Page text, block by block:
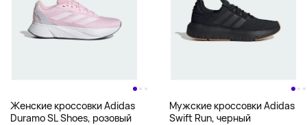
Женские кроссовки Adidas
Duramo SL Shoes, розовый
Мужские кроссовки Adidas
Swift Run, черный